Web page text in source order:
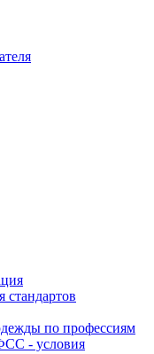
стандартов
по профессиям
- условия